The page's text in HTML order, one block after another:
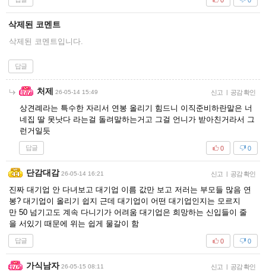
삭제된 코멘트
삭제된 코멘트입니다.
답글
처제 26-05-14 15:49 신고 | 공감 확인
상견례라는 특수한 자리서 연봉 올리기 힘드니 이직준비하란말은 너
네집 딸 못낫다 라는걸 돌려말하는거고 그걸 언니가 받아친거라서 그
런거일듯
답글 0
0
단감대감 26-05-14 16:21 신고 | 공감 확인
진짜 대기업 안 다녀보고 대기업 이름 값만 보고 저러는 부모들 많음 연
봉? 대기업이 올리기 쉽지 근데 대기업이 어떤 대기업인지는 모르지
만 50 넘기고도 계속 다니기가 어려움 대기업은 희망하는 신입들이 줄
을 서있기 때문에 위는 쉽게 물갈이 함
답글 0
0
가식남자 26-05-15 08:11 신고 | 공감 확인